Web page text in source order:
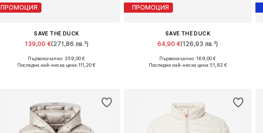
ПРОМОЦИЯ
SAVE THE DUCK
139,00 €(271,86 лв.³)
Налични размери: L, XXL
Първоначално: 359,00 €
Последна най-ниска цена:111,20 €
ПРОМОЦИЯ
SAVE THE DUCK
64,90 €(126,93 лв.³)
Налични размери: S, M, L, XL, XXL
Първоначално: 169,00 €
Последна най-ниска цена:51,92 €